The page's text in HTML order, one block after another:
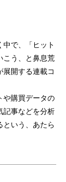
中で、「ヒット
こう、と鼻息荒
展開する連載コ
や購買データの
記事などを分析
という、あたら